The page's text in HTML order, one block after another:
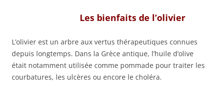
Les bienfaits de l’olivier
L’olivier est un arbre aux vertus thérapeutiques connues
depuis longtemps. Dans la Grèce antique, l’huile d’olive
était notamment utilisée comme pommade pour traiter les
courbatures, les ulcères ou encore le choléra.